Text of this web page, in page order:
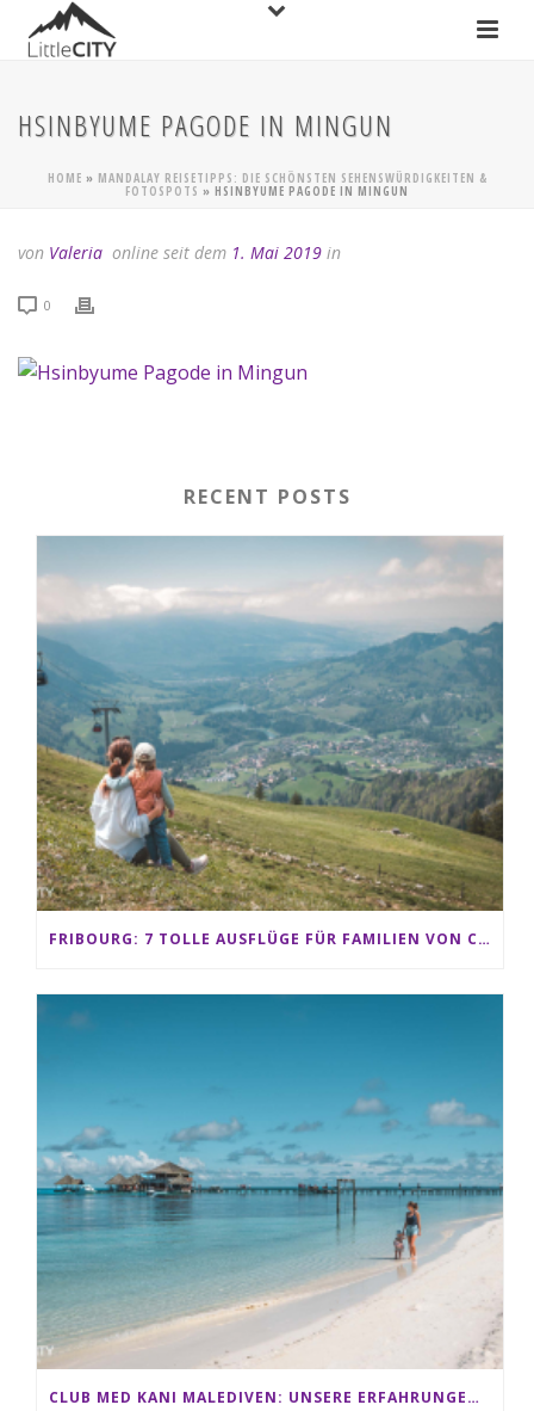
HSINBYUME PAGODE IN MINGUN
HOME » MANDALAY REISETIPPS: DIE SCHÖNSTEN SEHENSWÜRDIGKEITEN &
FOTOSPOTS » HSINBYUME PAGODE IN MINGUN
von Valeria online seit dem 1. Mai 2019 in
0
RECENT POSTS
FRIBOURG: 7 TOLLE AUSFLÜGE FÜR FAMILIEN VON CHARMEY BIS LES PACCOTS
CLUB MED KANI MALEDIVEN: UNSERE ERFAHRUNGEN IM ALL-INCLUSIVE PARADIES